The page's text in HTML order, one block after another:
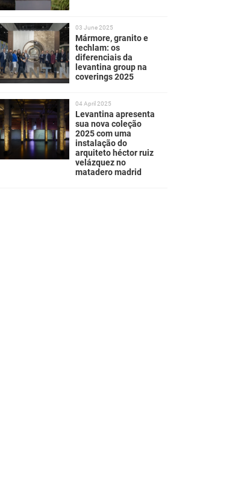
03 June 2025
Mármore, granito e
techlam: os
diferenciais da
levantina group na
coverings 2025
04 April 2025
Levantina apresenta
sua nova coleção
2025 com uma
instalação do
arquiteto héctor ruiz
velázquez no
matadero madrid